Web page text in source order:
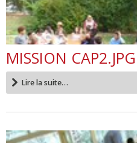
MISSION CAP2.JPG
Lire la suite…